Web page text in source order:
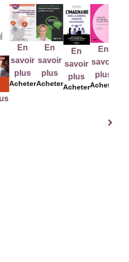
En
savoir
plus
Acheter
En
savoir
plus
Acheter
En
savoir
plus
Acheter
En
savoir
plus
Acheter